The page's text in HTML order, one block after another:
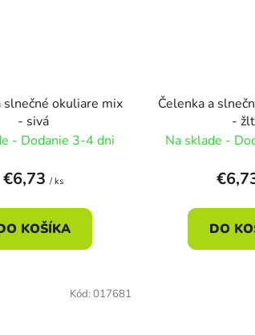
slnečné okuliare mix
- sivá
- Dodanie 3-4 dni
€6,73/ ks
KOŠÍKA
Čelenka a
-
Na sklade -
DO
Kód: 017681